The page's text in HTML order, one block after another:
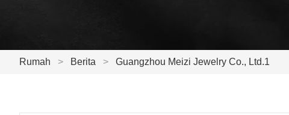
Rumah > Berita > Guangzhou Meizi Jewelry Co., Ltd.1